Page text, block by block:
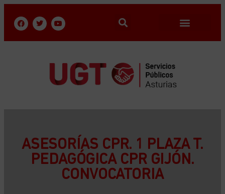
ASESORÍAS CPR. 1 PLAZA T.
PEDAGÓGICA CPR GIJÓN.
CONVOCATORIA